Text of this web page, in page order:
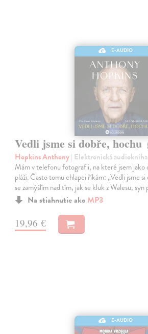
E-AUDIO
Vedli jsme si dobře, hochu
Hopkins Anthony| Elektronická audiokniha
Mám v telefonu fotografii, na které jsem jako
pláži. Často tomu chlapci říkám: „Vedli jsme
se zamýšlím nad tím, jak se kluk z Walesu,
Na stiahnutie ako MP3
19,96 €
E-AUDIO